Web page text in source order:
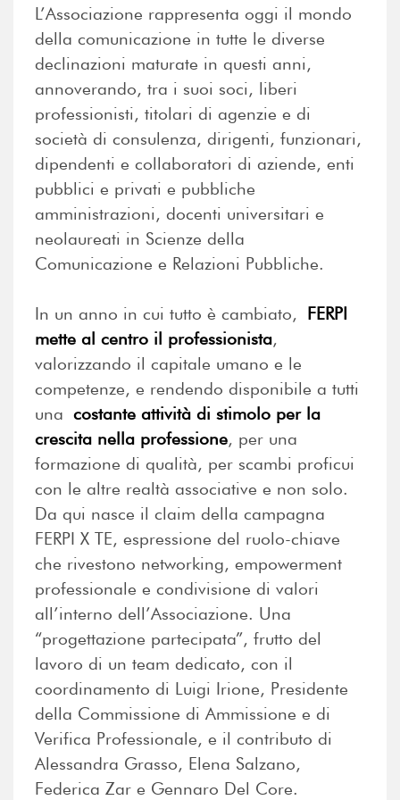
L’Associazione rappresenta oggi il mondo
della comunicazione in tutte le diverse
declinazioni maturate in questi anni,
annoverando, tra i suoi soci, liberi
professionisti, titolari di agenzie e di
società di consulenza, dirigenti, funzionari,
dipendenti e collaboratori di aziende, enti
pubblici e privati e pubbliche
amministrazioni, docenti universitari e
neolaureati in Scienze della
Comunicazione e Relazioni Pubbliche.
In un anno in cui tutto è cambiato, FERPI
mette al centro il professionista,
valorizzando il capitale umano e le
competenze, e rendendo disponibile a tutti
una costante attività di stimolo per la
crescita nella professione, per una
formazione di qualità, per scambi proficui
con le altre realtà associative e non solo.
Da qui nasce il claim della campagna
FERPI X TE, espressione del ruolo-chiave
che rivestono networking, empowerment
professionale e condivisione di valori
all’interno dell’Associazione. Una
“progettazione partecipata”, frutto del
lavoro di un team dedicato, con il
coordinamento di Luigi Irione, Presidente
della Commissione di Ammissione e di
Verifica Professionale, e il contributo di
Alessandra Grasso, Elena Salzano,
Federica Zar e Gennaro Del Core.